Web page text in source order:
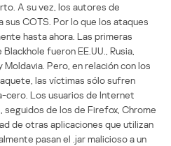
A su vez, los autores de
sus COTS. Por lo que los ataques
hasta ahora. Las primeras
fueron EE.UU., Rusia,
Moldavia. Pero, en relación con los
las víctimas sólo sufren
cero. Los usuarios de Internet
seguidos de los de Firefox, Chrome
de otras aplicaciones que utilizan
pasan el .jar malicioso a un